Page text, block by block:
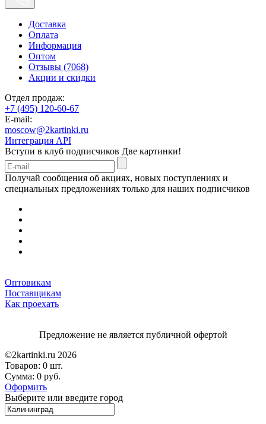
Доставка
Оплата
Информация
Оптом
Отзывы (7068)
Акции и скидки
Отдел продаж:
+7 (495) 120-60-67
E-mail:
moscow@2kartinki.ru
Интеграция API
Вступи в клуб подписчиков Две картинки!
Получай сообщения об акциях, новых поступлениях и
специальных предложениях только для наших подписчиков
Оптовикам
Поставщикам
Как проехать
Предложение не является публичной офертой
©2kartinki.ru 2026
Товаров: 0 шт.
Сумма: 0 руб.
Оформить
Выберите или введите город